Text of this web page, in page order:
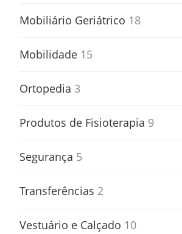
Mobiliário Geriátrico 18
Mobilidade 15
Ortopedia 3
Produtos de Fisioterapia 9
Segurança 5
Transferências 2
Vestuário e Calçado 10